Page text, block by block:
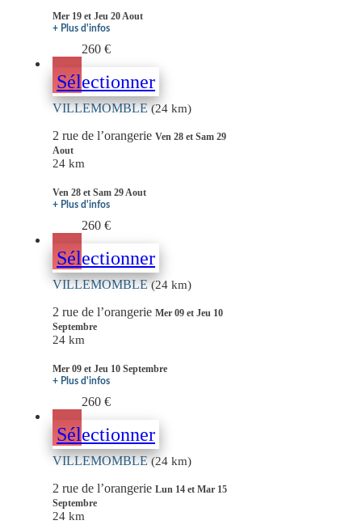
Mer 19 et Jeu 20 Aout
+ Plus d'infos
260 €
Sélectionner
VILLEMOMBLE(24 km)
2 rue de l’orangerie Ven 28 et Sam 29
Aout
24 km
Ven 28 et Sam 29 Aout
+ Plus d'infos
260 €
Sélectionner
VILLEMOMBLE(24 km)
2 rue de l’orangerie Mer 09 et Jeu 10
Septembre
24 km
Mer 09 et Jeu 10 Septembre
+ Plus d'infos
260 €
Sélectionner
VILLEMOMBLE(24 km)
2 rue de l’orangerie Lun 14 et Mar 15
Septembre
24 km